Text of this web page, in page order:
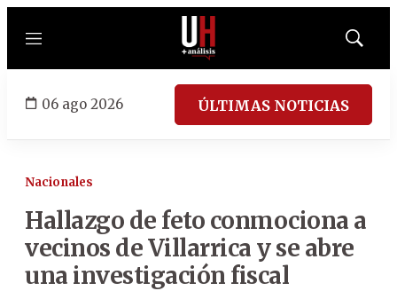
Menú
Mostrar
06 ago 2026 ÚLTIMAS NOTICIAS
Nacionales
Hallazgo de feto conmociona a
vecinos de Villarrica y se abre
una investigación fiscal